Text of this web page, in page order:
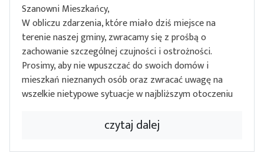
Szanowni Mieszkańcy,
W obliczu zdarzenia, które miało dziś miejsce na
terenie naszej gminy, zwracamy się z prośbą o
zachowanie szczególnej czujności i ostrożności.
Prosimy, aby nie wpuszczać do swoich domów i
mieszkań nieznanych osób oraz zwracać uwagę na
wszelkie nietypowe sytuacje w najbliższym otoczeniu
czytaj dalej